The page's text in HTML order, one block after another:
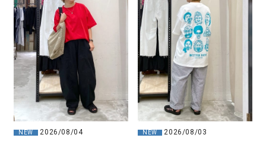
NEW 2026/08/04 NEW 2026/08/03